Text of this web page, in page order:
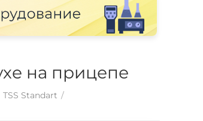
на прицепе
TSS Standart /